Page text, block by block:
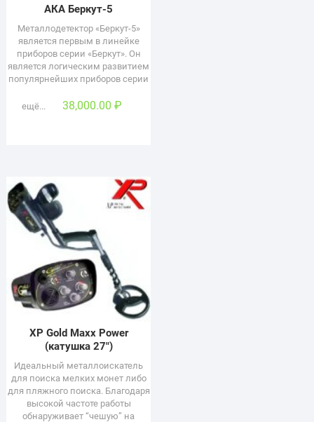
АКА Беркут-5
Металлодетектор «Беркут-5»
является первым в линейке
приборов серии «Беркут». Он
является логическим развитием
популярнейших приборов серии
ещё... 38,000.00 ₽
XP Gold Maxx Power
(катушка 27″)
Идеальный металлоискатель
для поиска мелких монет либо
для пляжного поиска. Благодаря
высокой частоте работы
обнаруживает “чешую” на